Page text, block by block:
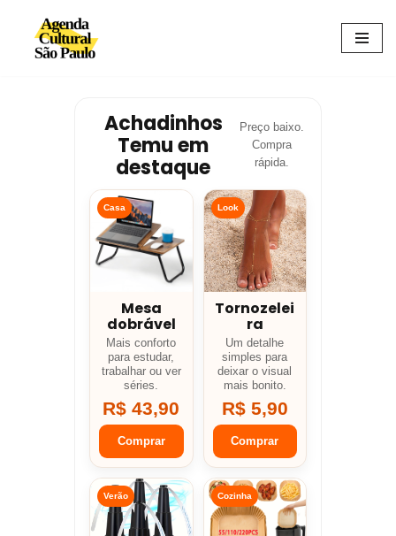
Avançar
Achadinhos
Temu em
destaque
Preço baixo.
Compra
rápida.
Casa
Mesa
dobrável
Mais conforto
para estudar,
trabalhar ou ver
séries.
R$ 43,90
Comprar
Look
Tornozelei
ra
Um detalhe
simples para
deixar o visual
mais bonito.
R$ 5,90
Comprar
Verão Cozinha